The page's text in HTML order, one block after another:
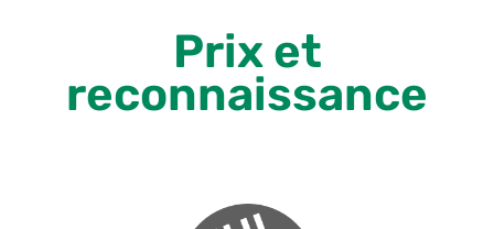
Prix et
reconnaissance